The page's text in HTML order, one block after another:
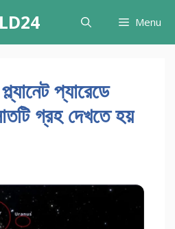
Menu
প্যারেডে
গ্রহ দেখতে হয়